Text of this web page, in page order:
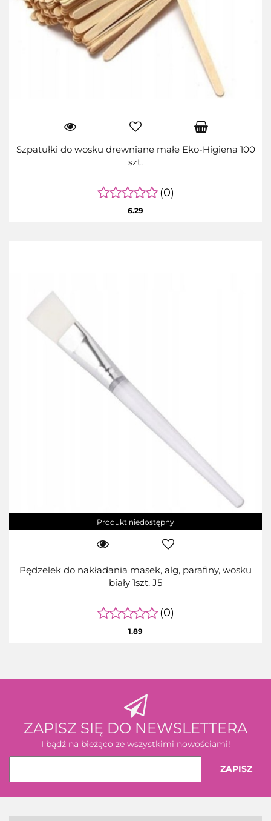
Szpatułki do wosku drewniane małe Eko-Higiena 100
szt.
(0)
6.29
Produkt niedostępny
Pędzelek do nakładania masek, alg, parafiny, wosku
biały 1szt. J5
(0)
1.89
ZAPISZ SIĘ DO NEWSLETTERA
I bądź na bieżąco ze wszystkimi nowościami!